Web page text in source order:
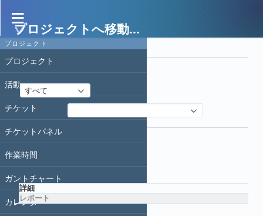
プロジェクト
プロジェクト
活動
チケット
チケットパネル
作業時間
ガントチャート
カレンダー
プロジェクトへ移動...
作業時間
フィルタ
すべて
フィルタ追加
オプション
適用
詳細
レポート